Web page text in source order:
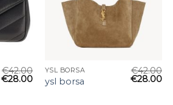
€42.00
€28.00
YSL BORSA
ysl borsa
€42.00
€28.00